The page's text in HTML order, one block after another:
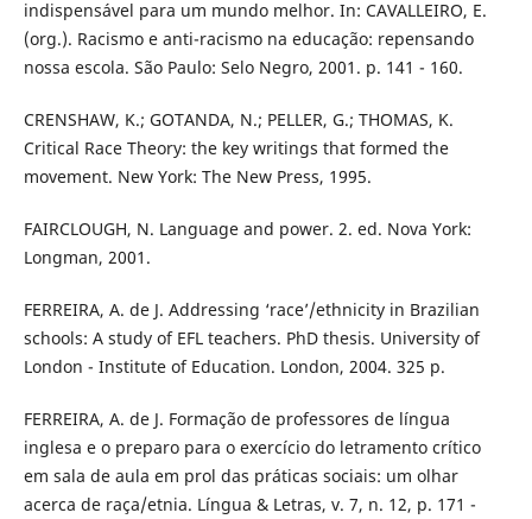
indispensável para um mundo melhor. In: CAVALLEIRO, E.
(org.). Racismo e anti-racismo na educação: repensando
nossa escola. São Paulo: Selo Negro, 2001. p. 141 - 160.
CRENSHAW, K.; GOTANDA, N.; PELLER, G.; THOMAS, K.
Critical Race Theory: the key writings that formed the
movement. New York: The New Press, 1995.
FAIRCLOUGH, N. Language and power. 2. ed. Nova York:
Longman, 2001.
FERREIRA, A. de J. Addressing ‘race’/ethnicity in Brazilian
schools: A study of EFL teachers. PhD thesis. University of
London - Institute of Education. London, 2004. 325 p.
FERREIRA, A. de J. Formação de professores de língua
inglesa e o preparo para o exercício do letramento crítico
em sala de aula em prol das práticas sociais: um olhar
acerca de raça/etnia. Língua & Letras, v. 7, n. 12, p. 171 -